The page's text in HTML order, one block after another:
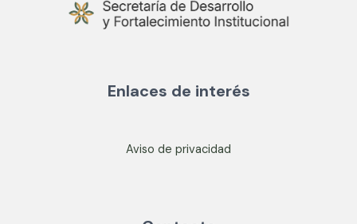
Enlaces de interés
Aviso de privacidad